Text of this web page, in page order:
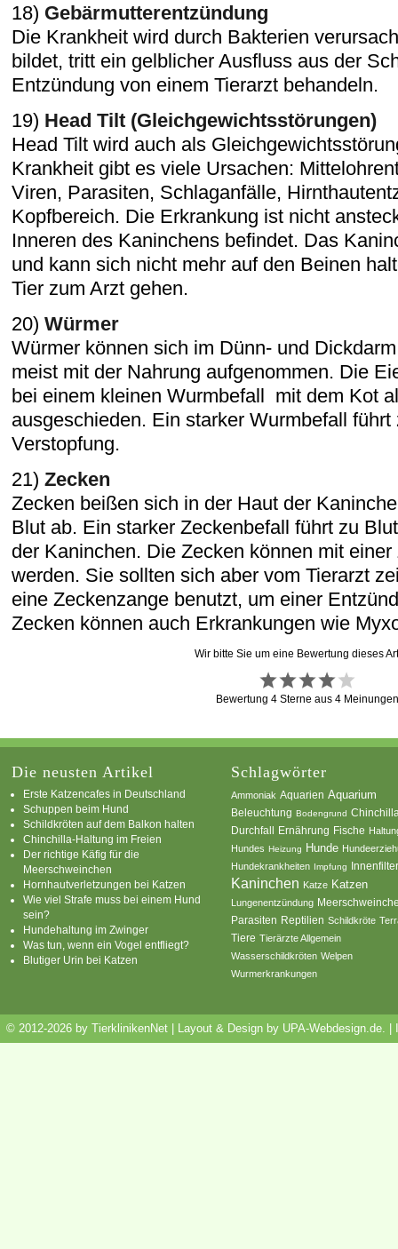
18) Gebärmutterentzündung
Die Krankheit wird durch Bakterien
bildet, tritt ein gelblicher Ausfluss aus der
Entzündung von einem Tierarzt behandeln.
19) Head Tilt (Gleichgewichtsstörungen)
Head Tilt wird auch als
Krankheit gibt es viele Ursachen:
Viren, Parasiten, Schlaganfälle,
Kopfbereich. Die Erkrankung ist nicht
Inneren des Kaninchens befindet. Das
und kann sich nicht mehr auf den Beinen
Tier zum Arzt gehen.
20) Würmer
Würmer können sich im Dünn- und
meist mit der Nahrung aufgenommen. Die
bei einem kleinen Wurmbefall mit dem Kot
ausgeschieden. Ein starker Wurmbefall
Verstopfung.
21) Zecken
Zecken beißen sich in der Haut der
Blut ab. Ein starker Zeckenbefall führt zu
der Kaninchen. Die Zecken können mit
werden. Sie sollten sich aber vom Tierarzt
eine Zeckenzange benutzt, um einer
Zecken können auch Erkrankungen wie
Wir bitte Sie um eine Bewertung dieses
Bewertung4 Sterne aus4
Die neusten Artikel
Erste Katzencafes in Deutschland
Schuppen beim Hund
Schildkröten auf dem Balkon halten
Chinchilla-Haltung im Freien
Der richtige Käfig für die
Meerschweinchen
Hornhautverletzungen bei Katzen
Wie viel Strafe muss bei einem Hund
sein?
Hundehaltung im Zwinger
Was tun, wenn ein Vogel entfliegt?
Blutiger Urin bei Katzen
Schlagwörter
Ammoniak Aquarien Aquarium
Beleuchtung Bodengrund
Durchfall Ernährung Fische
Hundes Heizung Hunde
Hundekrankheiten Impfung
Kaninchen Katze Katzen
Lungenentzündung
Parasiten Reptilien Schildkröte
Tiere Tierärzte Allgemein
Wasserschildkröten Welpen
Wurmerkrankungen
© 2012-2026 by TierklinikenNet | Layout & Design by UPA-Webdesign.de.